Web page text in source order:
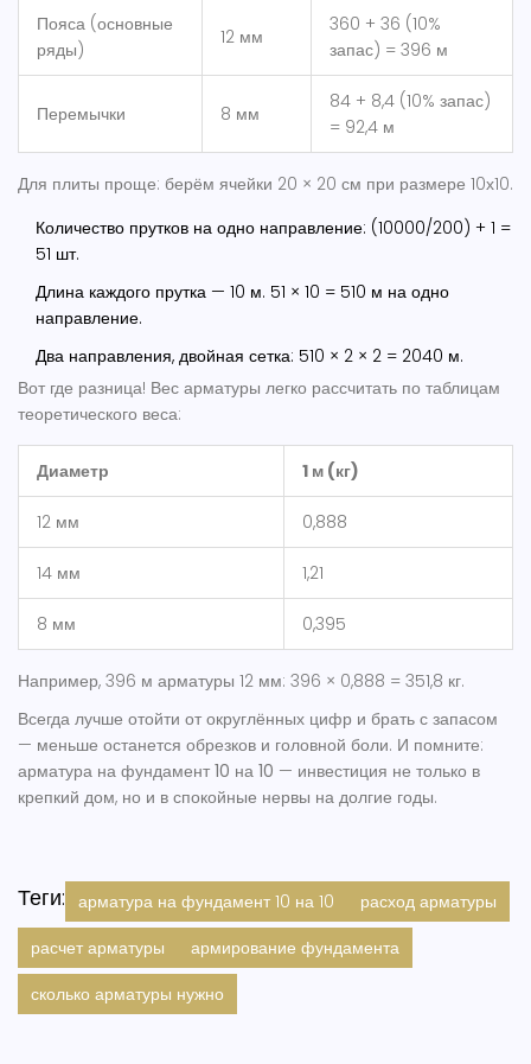
Пояса (основные
ряды)
12 мм
360 + 36 (10%
запас) = 396 м
Перемычки 8 мм
84 + 8,4 (10% запас)
= 92,4 м
Для плиты проще: берём ячейки 20 × 20 см при размере 10х10.
Количество прутков на одно направление: (10000/200) + 1 =
51 шт.
Длина каждого прутка — 10 м. 51 × 10 = 510 м на одно
направление.
Два направления, двойная сетка: 510 × 2 × 2 = 2040 м.
Вот где разница! Вес арматуры легко рассчитать по таблицам
теоретического веса:
Диаметр 1 м (кг)
12 мм 0,888
14 мм 1,21
8 мм 0,395
Например, 396 м арматуры 12 мм: 396 × 0,888 = 351,8 кг.
Всегда лучше отойти от округлённых цифр и брать с запасом
— меньше останется обрезков и головной боли. И помните:
арматура на фундамент 10 на 10 — инвестиция не только в
крепкий дом, но и в спокойные нервы на долгие годы.
Теги: арматура на фундамент 10 на 10
расход арматуры
расчет арматуры
армирование фундамента
сколько арматуры нужно